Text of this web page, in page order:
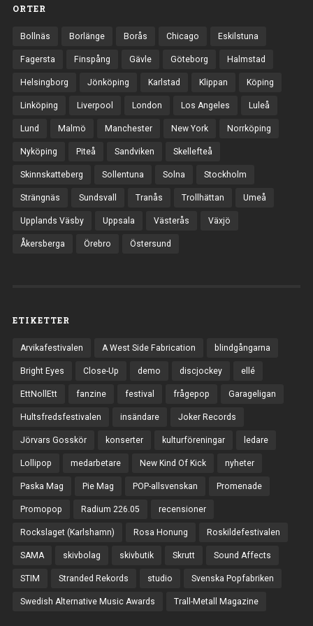
ORTER
Bollnäs Borlänge Borås Chicago Eskilstuna
Fagersta Finspång Gävle Göteborg Halmstad
Helsingborg Jönköping Karlstad Klippan Köping
Linköping Liverpool London Los Angeles Luleå
Lund Malmö Manchester New York Norrköping
Nyköping Piteå Sandviken Skellefteå
Skinnskatteberg Sollentuna Solna Stockholm
Strängnäs Sundsvall Tranås Trollhättan Umeå
Upplands Väsby Uppsala Västerås Växjö
Åkersberga Örebro Östersund
ETIKETTER
Arvikafestivalen A West Side Fabrication blindgångarna
Bright Eyes Close-Up demo discjockey ellé
EttNollEtt fanzine festival frågepop Garageligan
Hultsfredsfestivalen insändare Joker Records
Jörvars Gosskör konserter kulturföreningar ledare
Lollipop medarbetare New Kind Of Kick nyheter
Paska Mag Pie Mag POP-allsvenskan Promenade
Promopop Radium 226.05 recensioner
Rockslaget (Karlshamn) Rosa Honung Roskildefestivalen
SAMA skivbolag skivbutik Skrutt Sound Affects
STIM Stranded Rekords studio Svenska Popfabriken
Swedish Alternative Music Awards Trall-Metall Magazine